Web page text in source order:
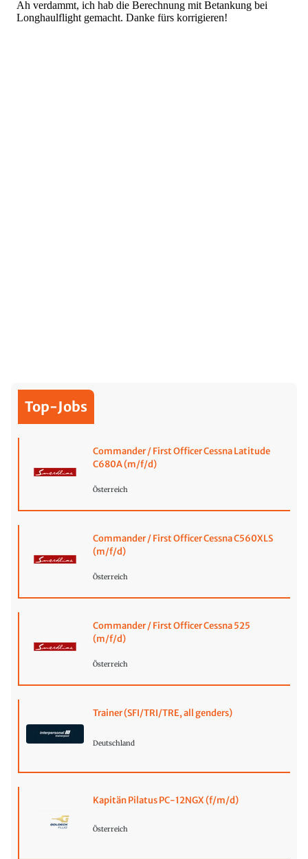
Top-Jobs
Commander / First Officer Cessna Latitude
C680A (m/f/d)
Österreich
Commander / First Officer Cessna C560XLS
(m/f/d)
Österreich
Commander / First Officer Cessna 525
(m/f/d)
Österreich
Trainer (SFI/TRI/TRE, all genders)
Deutschland
Kapitän Pilatus PC-12NGX (f/m/d)
Österreich